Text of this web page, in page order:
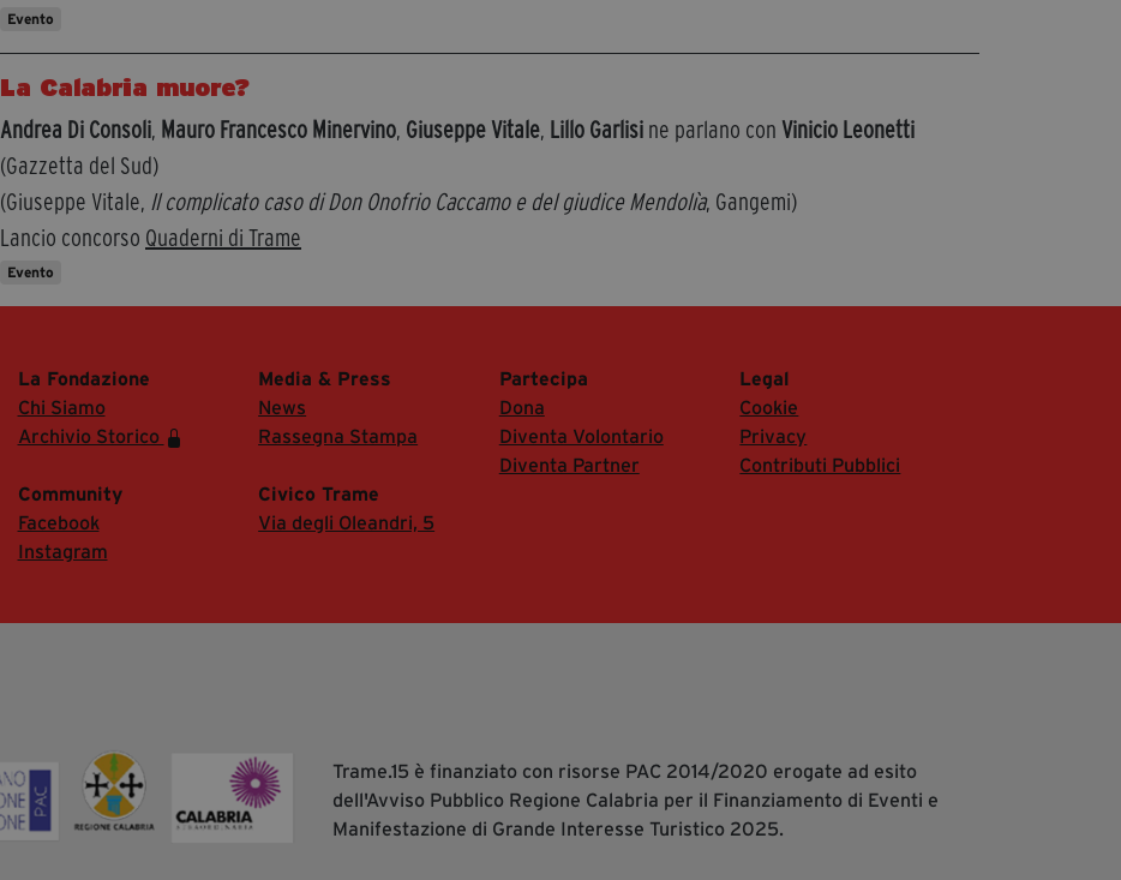
Evento
La Calabria muore?
Andrea Di Consoli, Mauro Francesco Minervino, Giuseppe Vitale, Lillo Garlisi ne parlano con Vinicio Leonetti
(Gazzetta del Sud)
(Giuseppe Vitale, Il complicato caso di Don Onofrio Caccamo e del giudice Mendolìa, Gangemi)
Lancio concorso Quaderni di Trame
Evento
La Fondazione
Chi Siamo
Archivio Storico
Media & Press
News
Rassegna Stampa
Partecipa
Dona
Diventa Volontario
Diventa Partner
Legal
Cookie
Privacy
Contributi Pubblici
Community
Facebook
Instagram
Civico Trame
Via degli Oleandri, 5
Trame.15 è finanziato con risorse PAC 2014/2020 erogate ad esito
dell'Avviso Pubblico Regione Calabria per il Finanziamento di Eventi e
Manifestazione di Grande Interesse Turistico 2025.